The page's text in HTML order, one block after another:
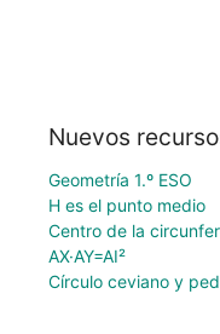
Nuevos
Geometría 1.º ESO
H es el punto medio
Centro de la
AX·AY=AI²
Círculo ceviano y